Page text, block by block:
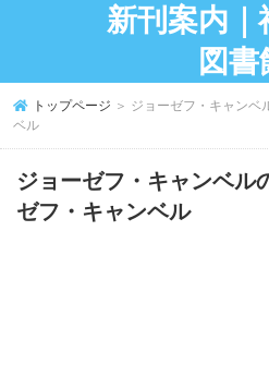
新刊案内｜
図書
トップページ ＞ ジョーゼフ・キャンベ
ベル
ジョーゼフ・キャンベル
ゼフ・キャンベル